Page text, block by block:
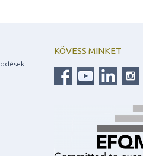
KÖVESS MINKET